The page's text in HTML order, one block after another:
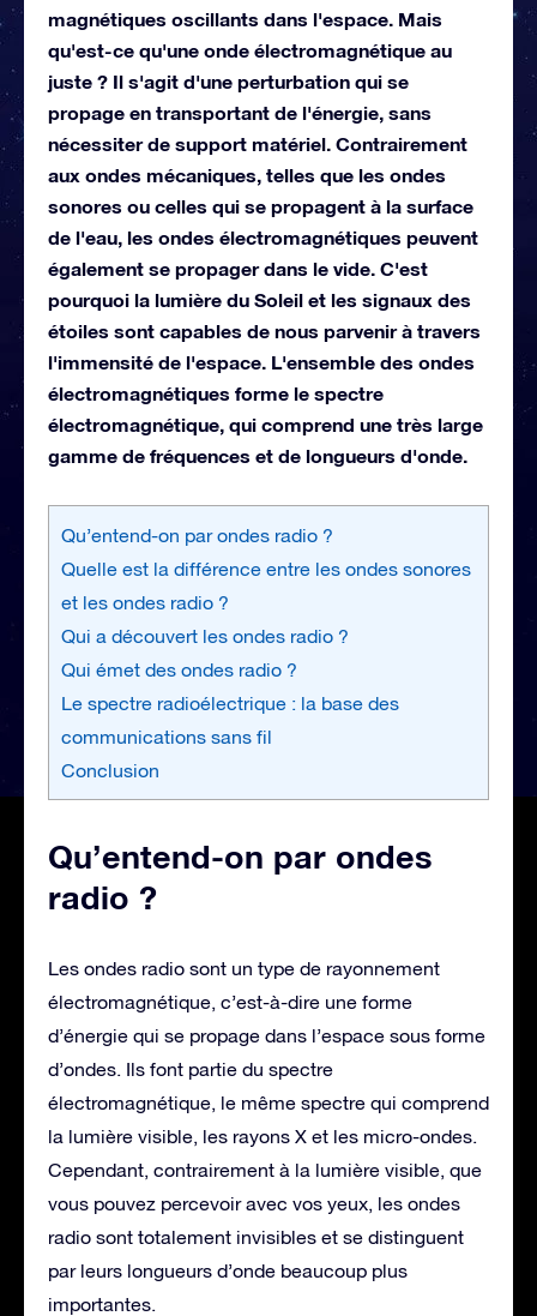
magnétiques oscillants dans l'espace. Mais
qu'est-ce qu'une onde électromagnétique au
juste ? Il s'agit d'une perturbation qui se
propage en transportant de l'énergie, sans
nécessiter de support matériel. Contrairement
aux ondes mécaniques, telles que les ondes
sonores ou celles qui se propagent à la surface
de l'eau, les ondes électromagnétiques peuvent
également se propager dans le vide. C'est
pourquoi la lumière du Soleil et les signaux des
étoiles sont capables de nous parvenir à travers
l'immensité de l'espace. L'ensemble des ondes
électromagnétiques forme le spectre
électromagnétique, qui comprend une très large
gamme de fréquences et de longueurs d'onde.
Qu’entend-on par ondes radio ?
Quelle est la différence entre les ondes sonores
et les ondes radio ?
Qui a découvert les ondes radio ?
Qui émet des ondes radio ?
Le spectre radioélectrique : la base des
communications sans fil
Conclusion
Qu’entend-on par ondes
radio ?
Les ondes radio sont un type de rayonnement
électromagnétique, c’est-à-dire une forme
d’énergie qui se propage dans l’espace sous forme
d’ondes. Ils font partie du spectre
électromagnétique, le même spectre qui comprend
la lumière visible, les rayons X et les micro-ondes.
Cependant, contrairement à la lumière visible, que
vous pouvez percevoir avec vos yeux, les ondes
radio sont totalement invisibles et se distinguent
par leurs longueurs d’onde beaucoup plus
importantes.